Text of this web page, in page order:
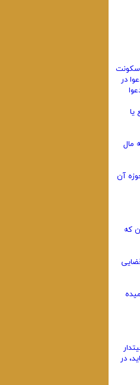
سکونت
در
یا
مال
آن
که
در